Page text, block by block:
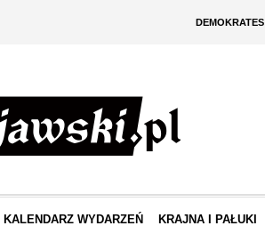
DEMOKRATES
KALENDARZ WYDARZEŃ KRAJNA I PAŁUKI